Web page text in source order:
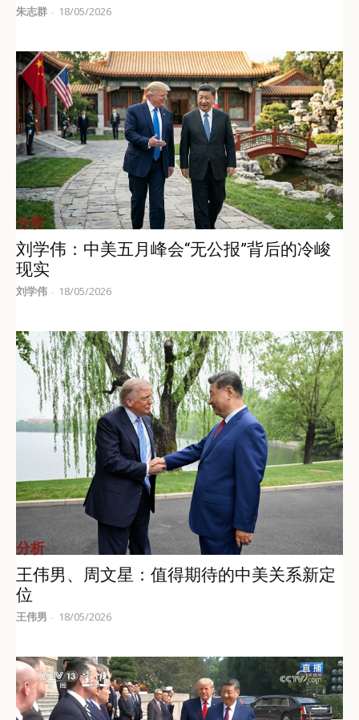
朱志群 - 18/05/2026
分析
刘学伟：中美五月峰会“无公报”背后的冷峻
现实
刘学伟 - 18/05/2026
分析
王伟男、周文星：值得期待的中美关系新定
位
王伟男 - 18/05/2026